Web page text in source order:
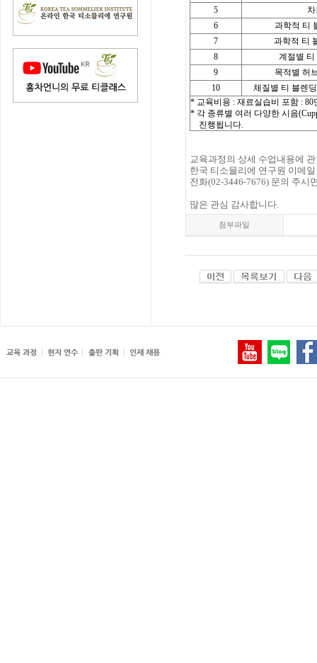
5
6
과학적 티
7
과학적 티
8
계절별
9
목적별 허
10
체질별 티 블렌
* 교육비용 : 재료실습비 포함 : 80
* 각 종류별 여러 다양한 시음
진행됩니다.
교육과정의 상세 수업내용에
한국 티소믈리에 연구원 이메일
전화(02-3446-7676) 문의 주시
많은 관심 감사합니다.
첨부파일